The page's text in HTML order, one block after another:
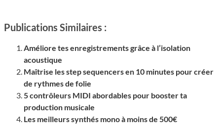
Publications Similaires :
Améliore tes enregistrements grâce à l’isolation
acoustique
Maîtrise les step sequencers en 10 minutes pour créer
de rythmes de folie
5 contrôleurs MIDI abordables pour booster ta
production musicale
Les meilleurs synthés mono à moins de 500€